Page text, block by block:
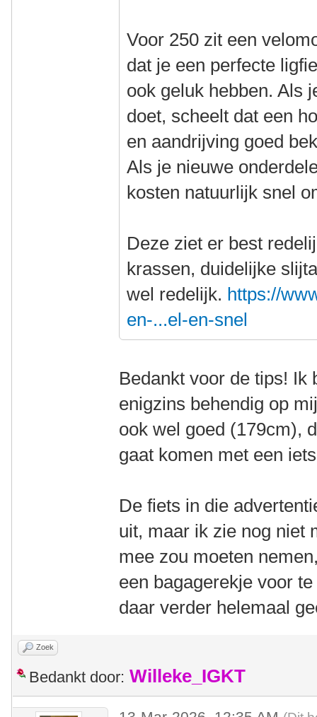
Voor 250 zit een
dat je een perfecte
ook geluk hebben. Als
doet, scheelt dat een
en aandrijving goed
Als je nieuwe
kosten natuurlijk snel
Deze ziet er best
krassen, duidelijke
wel redelijk. https://
en-...el-en-snel
Bedankt voor de tips! Ik
enigzins behendig op
ook wel goed (179cm),
gaat komen met een
De fiets in die
uit, maar ik zie nog niet
mee zou moeten
een bagagerekje voor
daar verder helemaal
Zoek
Bedankt door: Willeke_IGKT